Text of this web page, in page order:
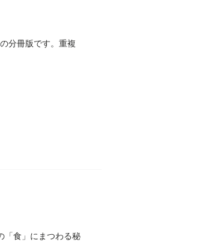
分冊版です。重複
食」にまつわる秘